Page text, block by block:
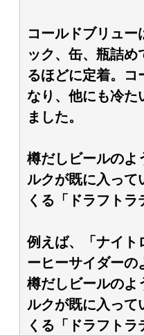
コールドブリュ
ック、缶、瓶詰め
るほどに定着。コ
なり、他にも冷た
ました。
樽だしビールのよ
ルクが既に入って
くる「ドラフトラ
例えば、「ナイト
ーヒーサイダーの
樽だしビールのよ
ルクが既に入って
くる「ドラフトラ